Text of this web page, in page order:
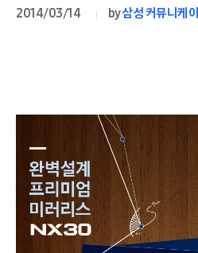
2014/03/14 by삼성 커뮤니케